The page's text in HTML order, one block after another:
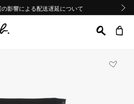
影響による配送遅延について
Sale 2buy10%OFF!!
影響による配送遅延について
Sale 2buy10%OFF!!